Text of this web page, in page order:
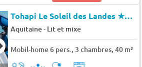
Tohapi Le Soleil des Landes★★★★
Aquitaine- Lit et mixe
Mobil-home 6 pers., 3 chambres, 40 m²